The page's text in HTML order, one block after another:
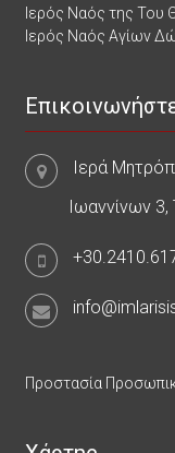
Ιερός Ναός της Του
Ιερός Ναός Αγίων
Ιερά
Ιωαννίνων
Προστασία